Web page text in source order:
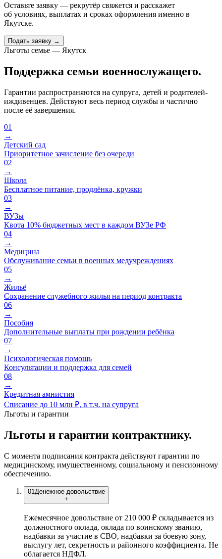
Оставьте заявку — рекрутёр свяжется и расскажет
об условиях, выплатах и сроках оформления именно в
Якутске.
Подать заявку →
Льготы семье — Якутск
Поддержка семьи военнослужащего.
Гарантии распространяются на супруга, детей и родителей-
иждивенцев. Действуют весь период службы и частично
после её завершения.
01
→
Детский сад
Приоритетное зачисление без очереди
02
→
Школа
Бесплатное питание, продлёнка, кружки
03
→
ВУЗы
Квота 10% бюджетных мест в каждом ВУЗе РФ
04
→
Медицина
Обслуживание семьи в военных медучреждениях
05
→
Жильё
Сохранение служебного жилья на период контракта
06
→
Пособия
Дополнительные выплаты при рождении ребёнка
07
→
Психологическая помощь
Консультации и поддержка для семей
08
→
Кредитная амнистия
Списание до 10 млн ₽, в т.ч. на супруга
Льготы и гарантии
Льготы и гарантии контрактнику.
С момента подписания контракта действуют гарантии по
медицинскому, имущественному, социальному и пенсионному
обеспечению.
01 Денежное довольствие
+
Ежемесячное довольствие от 210 000 ₽ складывается из
должностного оклада, оклада по воинскому званию,
надбавки за участие в СВО, надбавки за боевую зону,
выслугу лет, секретность и районного коэффициента. Не
облагается НДФЛ.